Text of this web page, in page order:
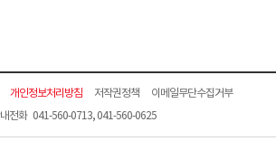
개인정보처리방침 저작권정책
이메일무단수집거부
전화 041-560-0713, 041-560-0625